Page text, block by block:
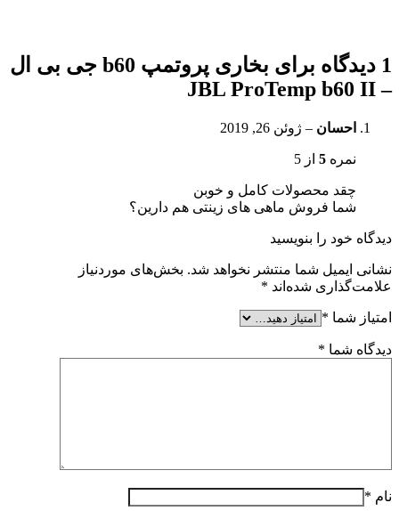
1 دیدگاه برای
بخاری پروتمپ b60 جی بی ال
– JBL ProTemp b60 II
احسان – ژوئن 26, 2019
نمره 5 از 5
چقد محصولات کامل و خوبن
شما فروش ماهی های زینتی هم دارین؟
دیدگاه خود را بنویسید
نشانی ایمیل شما منتشر نخواهد شد. بخش‌های موردنیاز
علامت‌گذاری شده‌اند *
امتیاز شما *
دیدگاه شما *
نام *